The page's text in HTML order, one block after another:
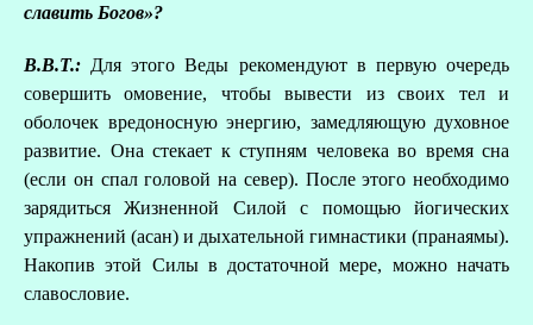
славить Богов»?
В.В.Т.: Для этого Веды рекомендуют в первую очередь
совершить омовение, чтобы вывести из своих тел и
оболочек вредоносную энергию, замедляющую духовное
развитие. Она стекает к ступням человека во время сна
(если он спал головой на север). После этого необходимо
зарядиться Жизненной Силой с помощью йогических
упражнений (асан) и дыхательной гимнастики (пранаямы).
Накопив этой Силы в достаточной мере, можно начать
славословие.